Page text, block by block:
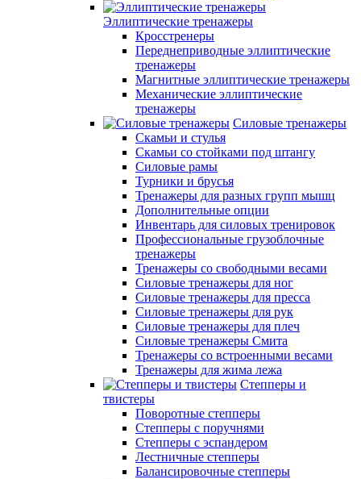
Эллиптические тренажеры
Кросстренеры
Переднеприводные эллиптические
тренажеры
Магнитные эллиптические тренажеры
Механические эллиптические
тренажеры
Силовые тренажеры
Скамьи и стулья
Скамьи со стойками под штангу
Силовые рамы
Турники и брусья
Тренажеры для разных групп мышц
Дополнительные опции
Инвентарь для силовых тренировок
Профессиональные грузоблочные
тренажеры
Тренажеры со свободными весами
Силовые тренажеры для ног
Силовые тренажеры для пресса
Силовые тренажеры для рук
Силовые тренажеры для плеч
Силовые тренажеры Смита
Тренажеры со встроенными весами
Тренажеры для жима лежа
Степперы и
твистеры
Поворотные степперы
Степперы с поручнями
Степперы с эспандером
Лестничные степперы
Балансировочные степперы